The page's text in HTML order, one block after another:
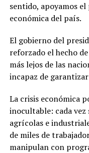
sentido, apoyamos
económica del país.
El gobierno del
reforzado el hecho
más lejos de las
incapaz de
La crisis económica
inocultable: cada vez
agrícolas e
de miles de
manipulan con